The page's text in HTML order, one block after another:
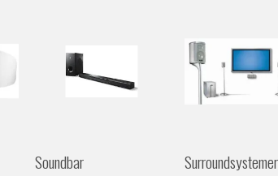
Soundbar Surroundsystemer